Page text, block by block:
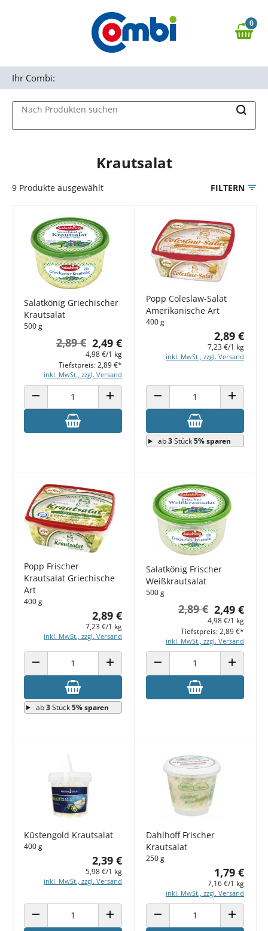
Zur Navigation springen
0,00 €
0
Nach Produkten suchen
Ihr Combi:
Krautsalat
9 Produkte ausgewählt FILTERN
Salatkönig Griechischer
Krautsalat
500 g
2,49 €
2,89 €
4,98 €/1 kg
inkl. MwSt., zzgl. Versand
Tiefstpreis: 2,89 €*
ANZAHL VERRINGERN ANZAHL ERHÖHEN
Popp Coleslaw-Salat
Amerikanische Art
400 g
2,89 €
7,23 €/1 kg
inkl. MwSt., zzgl. Versand
ANZAHL VERRINGERN ANZAHL
ab3Stück5% sparen
Popp Frischer
Krautsalat Griechische
Art
400 g
2,89 €
7,23 €/1 kg
inkl. MwSt., zzgl. Versand
ANZAHL VERRINGERN ANZAHL ERHÖHEN
ab3Stück5% sparen
Salatkönig Frischer
Weißkrautsalat
500 g
2,49 €
2,89 €
4,98 €/1 kg
inkl. MwSt., zzgl. Versand
Tiefstpreis: 2,89 €*
ANZAHL VERRINGERN ANZAHL
Küstengold Krautsalat
400 g
2,39 €
5,98 €/1 kg
inkl. MwSt., zzgl. Versand
ANZAHL VERRINGERN ANZAHL ERHÖHEN
Dahlhoff Frischer
Krautsalat
250 g
1,79 €
7,16 €/1 kg
inkl. MwSt., zzgl. Versand
ANZAHL VERRINGERN ANZAHL